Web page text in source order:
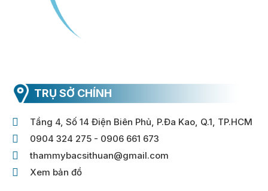
TRỤ SỞ CHÍNH
Tầng 4, Số 14 Điện Biên Phủ, P.Đa Kao, Q.1, TP.HCM
0904 324 275 - 0906 661 673
thammybacsithuan@gmail.com
Xem bản đồ